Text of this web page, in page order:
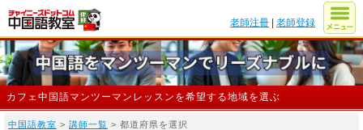
老師注冊 |老師登録
カフェ中国語マンツーマンレッスンを希望する地域を選ぶ
中国語教室 > 講師一覧 > 都道府県を選択